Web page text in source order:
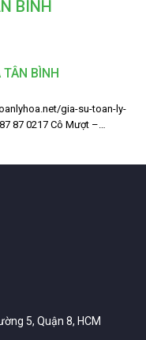
BINH
TÂN BÌNH
gia-su-toan-ly-
87 0217 Cô Mượt –…
5, Quận 8, HCM